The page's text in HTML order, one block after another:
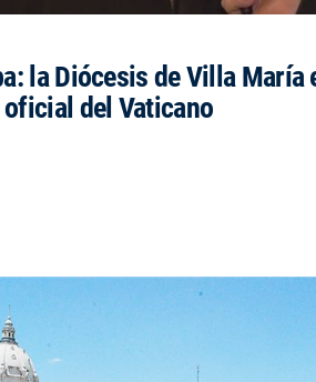
la Diócesis de Villa María
del Vaticano